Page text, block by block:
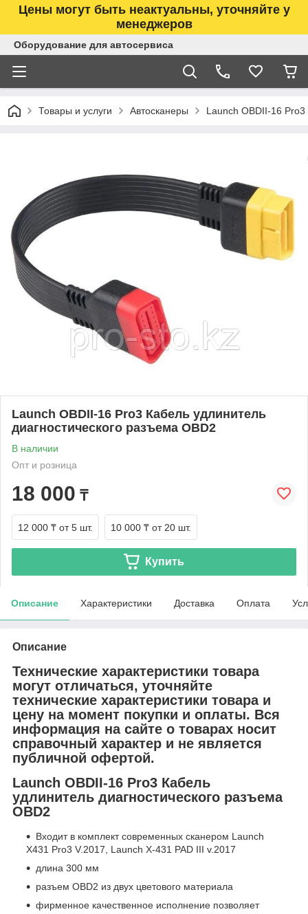
Цены могут быть неактуальны, уточняйте у
менеджеров
Оборудование для автосервиса
Товары и услуги Автосканеры Launch OBDII-16 Pro3
Launch OBDII-16 Pro3 Кабель удлинитель
диагностического разъема OBD2
В наличии
Опт и розница
18 000 ₸
12 000 ₸ от 5 шт. 10 000 ₸ от 20 шт.
Купить
Описание Характеристики Доставка Оплата
Описание
Технические характеристики товара
могут отличаться, уточняйте
технические характеристики товара и
цену на момент покупки и оплаты. Вся
информация на сайте о товарах носит
справочный характер и не является
публичной офертой.
Launch OBDII-16 Pro3 Кабель
удлинитель диагностического разъема
OBD2
Входит в комплект современных сканером Launch
X431 Pro3 V.2017, Launch X-431 PAD III v.2017
длина 300 мм
разъем OBD2 из двух цветового материала
фирменное качественное исполнение позволяет